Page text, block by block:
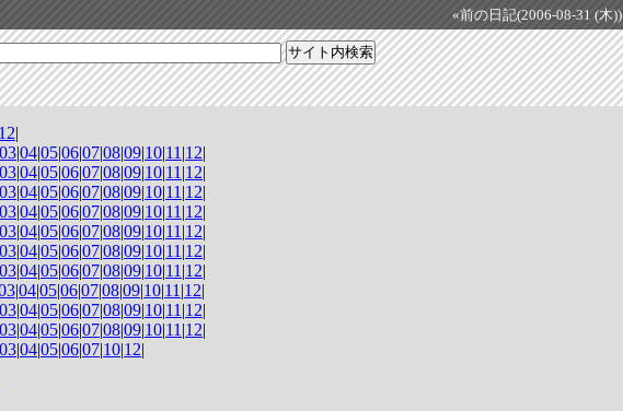
«前の日記(2006-08-31 (木))
12|
03|04|05|06|07|08|09|10|11 |12|
03|04|05|06|07|08|09|10|11 |12|
03|04|05|06|07|08|09|10|11 |12|
03|04|05|06|07|08|09|10|11 |12|
03|04|05|06|07|08|09|10|11 |12|
03|04|05|06|07|08|09|10|11 |12|
03|04|05|06|07|08|09|10|11 |12|
|04|05|06|07|08|09|10|11 |12|
03|04|05|06|07|08|09|10|11 |12|
03|04|05|06|07|08|09|10|11 |12|
03|04|05|06|07|10|12|